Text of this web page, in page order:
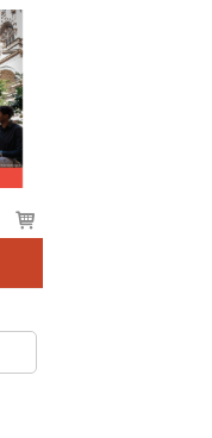
Voir
le